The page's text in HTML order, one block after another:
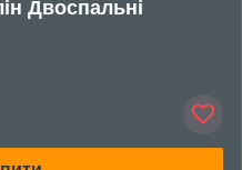
Двоспальні